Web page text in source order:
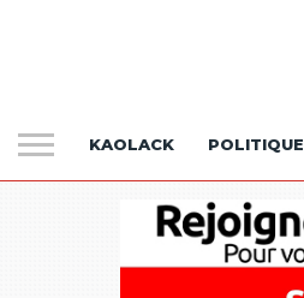
KAOLACK POLITIQUE